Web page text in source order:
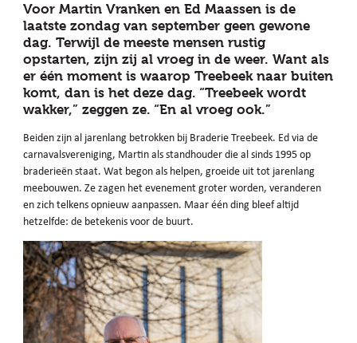
Voor Martin Vranken en Ed Maassen is de
laatste zondag van september geen gewone
dag. Terwijl de meeste mensen rustig
opstarten, zijn zij al vroeg in de weer. Want als
er één moment is waarop Treebeek naar buiten
komt, dan is het deze dag. “Treebeek wordt
wakker,” zeggen ze. “En al vroeg ook.”
Beiden zijn al jarenlang betrokken bij Braderie Treebeek. Ed via de
carnavalsvereniging, Martin als standhouder die al sinds 1995 op
braderieën staat. Wat begon als helpen, groeide uit tot jarenlang
meebouwen. Ze zagen het evenement groter worden, veranderen
en zich telkens opnieuw aanpassen. Maar één ding bleef altijd
hetzelfde: de betekenis voor de buurt.